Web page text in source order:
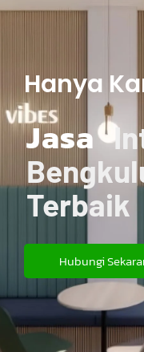
Hanya
Jasa
Terbaik
Hubungi